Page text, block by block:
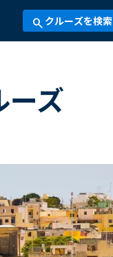
search クルーズを検索
ーズ